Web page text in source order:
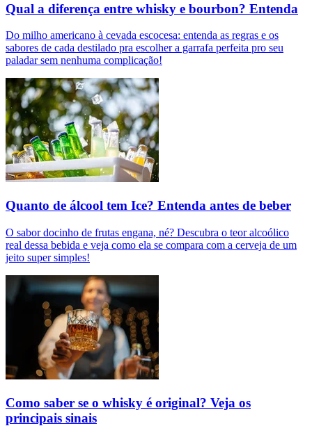
Qual a diferença entre whisky e bourbon? Entenda
Do milho americano à cevada escocesa: entenda as regras e os
sabores de cada destilado pra escolher a garrafa perfeita pro seu
paladar sem nenhuma complicação!
Quanto de álcool tem Ice? Entenda antes de beber
O sabor docinho de frutas engana, né? Descubra o teor alcoólico
real dessa bebida e veja como ela se compara com a cerveja de um
jeito super simples!
Como saber se o whisky é original? Veja os
principais sinais